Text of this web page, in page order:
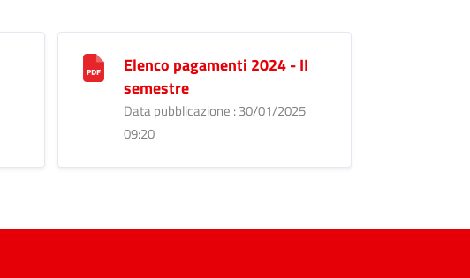
Elenco pagamenti 2024 - II
semestre
Data pubblicazione : 30/01/2025
09:20